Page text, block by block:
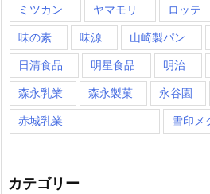
ミツカン ヤマモリ ロッテ
味の素 味源 山崎製パン
日清食品 明星食品 明治
森永乳業 森永製菓 永谷園
赤城乳業 雪印メ
カテゴリー